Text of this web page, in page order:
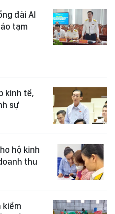
đài AI
tạm
kinh tế,
sự
hộ kinh
thu
kiểm